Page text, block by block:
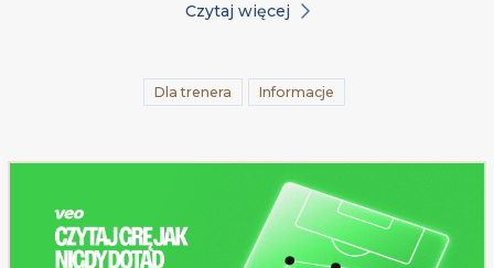
Czytaj więcej
Dla trenera Informacje